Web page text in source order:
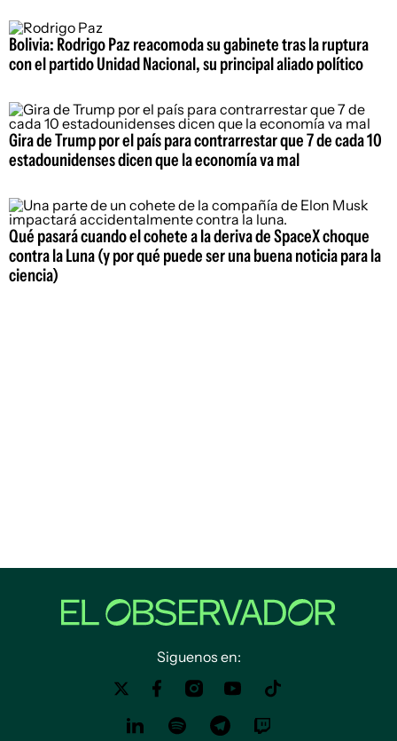
Bolivia: Rodrigo Paz reacomoda su gabinete tras la ruptura
con el partido Unidad Nacional, su principal aliado político
Gira de Trump por el país para contrarrestar que 7 de cada 10
estadounidenses dicen que la economía va mal
Qué pasará cuando el cohete a la deriva de SpaceX choque
contra la Luna (y por qué puede ser una buena noticia para la
ciencia)
Siguenos en: